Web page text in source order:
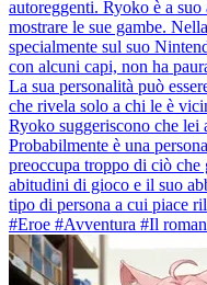
autoreggenti. Ryoko è a
mostrare le sue gambe.
specialmente sul suo
con alcuni capi, non ha
La sua personalità può
che rivela solo a chi le è
Ryoko suggeriscono che lei
Probabilmente è una
preoccupa troppo di ciò
abitudini di gioco e il suo
tipo di persona a cui piace
#Eroe #Avventura #Il